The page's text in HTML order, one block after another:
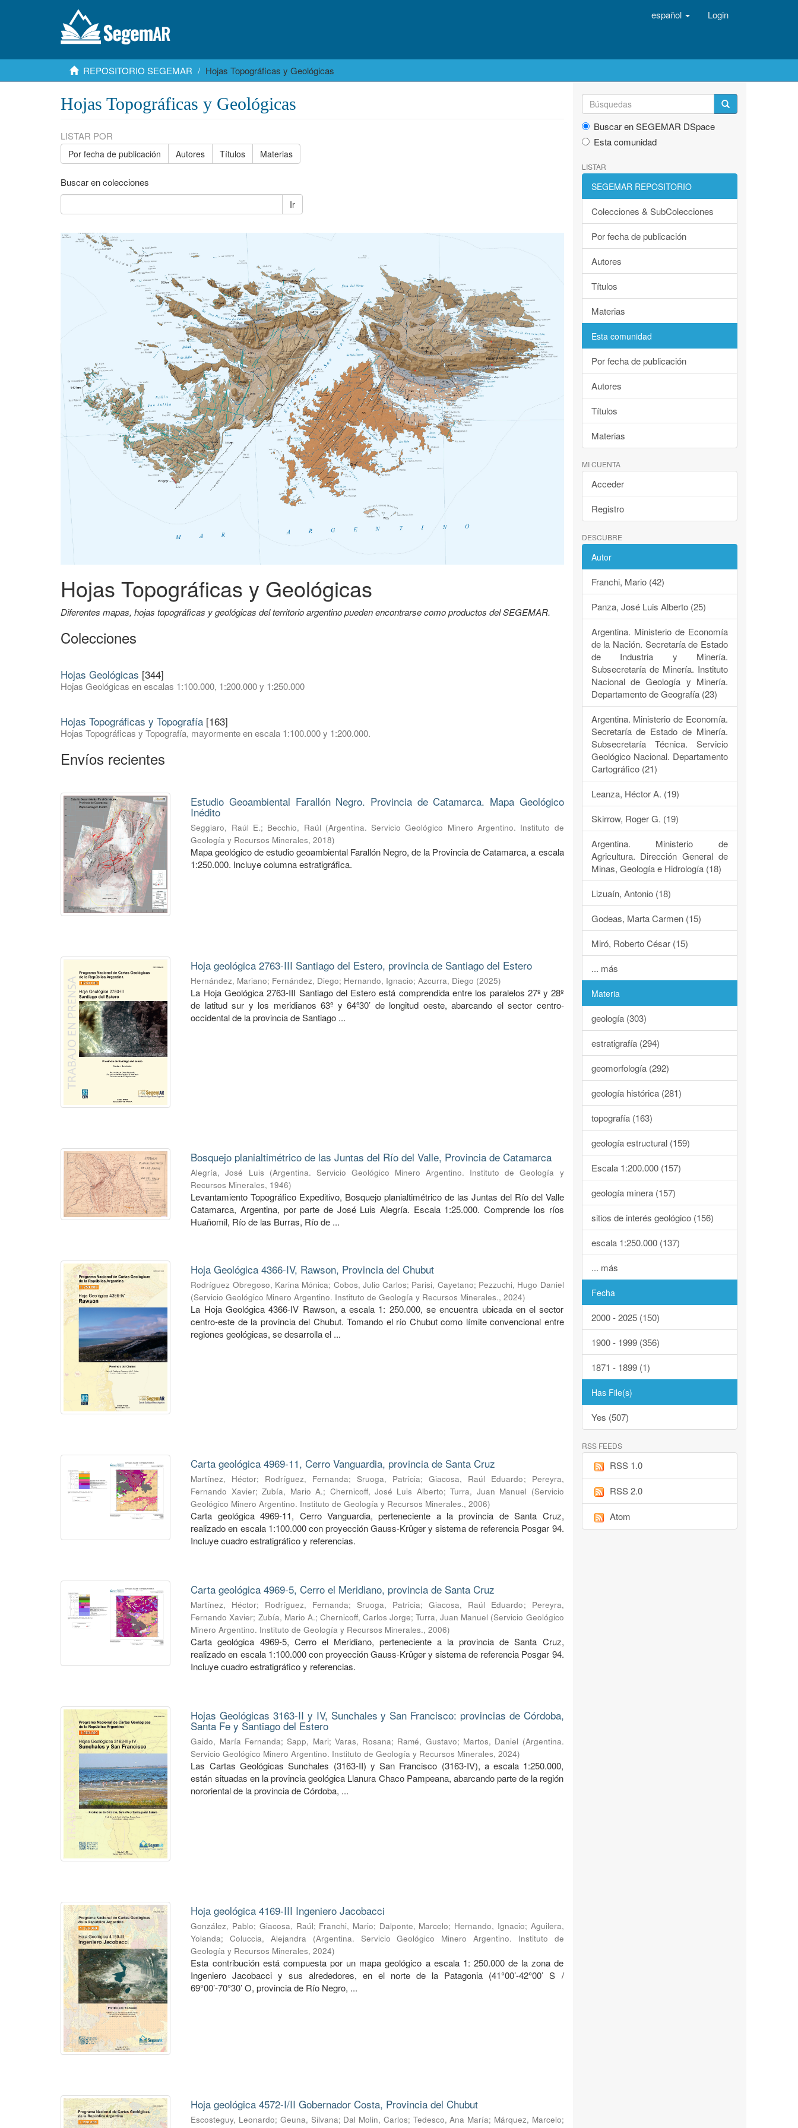
español Login
REPOSITORIO SEGEMAR Hojas Topográficas y Geológicas
Hojas Topográficas y Geológicas
LISTAR POR
Por fecha de publicación Autores Títulos Materias
Buscar en colecciones
Ir
Hojas Topográficas y Geológicas
Diferentes mapas, hojas topográficas y geológicas del territorio argentino pueden encontrarse como productos del SEGEMAR.
Colecciones
Hojas Geológicas [344]
Hojas Geológicas en escalas 1:100.000, 1:200.000 y 1:250.000
Hojas Topográficas y Topografía [163]
Hojas Topográficas y Topografía, mayormente en escala 1:100.000 y 1:200.000.
Envíos recientes
Estudio Geoambiental Farallón Negro. Provincia de Catamarca. Mapa Geológico
Inédito
Seggiaro, Raúl E.; Becchio, Raúl (Argentina. Servicio Geológico Minero Argentino. Instituto de
Geología y Recursos Minerales,2018)
Mapa geológico de estudio geoambiental Farallón Negro, de la Provincia de Catamarca, a escala
1:250.000. Incluye columna estratigráfica.
Hoja geológica 2763-III Santiago del Estero, provincia de Santiago del Estero
Hernández, Mariano; Fernández, Diego; Hernando, Ignacio;Azcurra, Diego (2025)
La Hoja Geológica 2763-III Santiago del Estero está comprendida entre los paralelos 27º y 28º
de latitud sur y los meridianos 63º y 64º30’ de longitud oeste, abarcando el sector centro-
occidental de la provincia de Santiago ...
Bosquejo planialtimétrico de las Juntas del Río del Valle, Provincia de Catamarca
Alegría, José Luis (Argentina. Servicio Geológico Minero Argentino. Instituto de Geología y
Recursos Minerales, 1946)
Levantamiento Topográfico Expeditivo, Bosquejo planialtimétrico de las Juntas del Río del Valle
Catamarca, Argentina, por parte de José Luis Alegría. Escala 1:25.000. Comprende los ríos
Huañomil, Río de las Burras, Río de ...
Hoja Geológica 4366-IV, Rawson, Provincia del Chubut
Rodríguez Obregoso, Karina Mónica; Cobos, Julio Carlos; Parisi, Cayetano; Pezzuchi, Hugo Daniel
(Servicio Geológico Minero Argentino. Instituto de Geología y Recursos Minerales.,2024)
La Hoja Geológica 4366-IV Rawson, a escala 1: 250.000, se encuentra ubicada en el sector
centro-este de la provincia del Chubut. Tomando el río Chubut como límite convencional entre
regiones geológicas, se desarrolla el ...
Carta geológica 4969-11, Cerro Vanguardia, provincia de Santa Cruz
Martínez, Héctor; Rodríguez, Fernanda;Sruoga, Patricia;Giacosa, Raúl Eduardo; Pereyra,
Fernando Xavier;Zubía, Mario A.; Chernicoff, José Luis Alberto;Turra, Juan Manuel (Servicio
Geológico Minero Argentino. Instituto de Geología y Recursos Minerales.,2006)
Carta geológica 4969-11, Cerro Vanguardia, perteneciente a la provincia de Santa Cruz,
realizado en escala 1:100.000 con proyección Gauss-Krüger y sistema de referencia Posgar 94.
Incluye cuadro estratigráfico y referencias.
Carta geológica 4969-5, Cerro el Meridiano, provincia de Santa Cruz
Martínez, Héctor; Rodríguez, Fernanda;Sruoga, Patricia;Giacosa, Raúl Eduardo; Pereyra,
Fernando Xavier; Zubía, Mario A.; Chernicoff, Carlos Jorge;Turra, Juan Manuel (Servicio Geológico
Minero Argentino. Instituto de Geología y Recursos Minerales.,2006)
Carta geológica 4969-5, Cerro el Meridiano, perteneciente a la provincia de Santa Cruz,
realizado en escala 1:100.000 con proyección Gauss-Krüger y sistema de referencia Posgar 94.
Incluye cuadro estratigráfico y referencias.
Hojas Geológicas 3163-II y IV, Sunchales y San Francisco: provincias de Córdoba,
Santa Fe y Santiago del Estero
Gaido, María Fernanda;Sapp, Mari; Varas, Rosana; Ramé, Gustavo; Martos, Daniel (Argentina.
Servicio Geológico Minero Argentino. Instituto de Geología y Recursos Minerales,2024)
Las Cartas Geológicas Sunchales (3163-II) y San Francisco (3163-IV), a escala 1:250.000,
están situadas en la provincia geológica Llanura Chaco Pampeana, abarcando parte de la región
nororiental de la provincia de Córdoba, ...
Hoja geológica 4169-III Ingeniero Jacobacci
González, Pablo; Giacosa, Raúl; Franchi, Mario; Dalponte, Marcelo; Hernando, Ignacio; Aguilera,
Yolanda;Coluccia, Alejandra (Argentina. Servicio Geológico Minero Argentino. Instituto de
Geología y Recursos Minerales,2024)
Esta contribución está compuesta por un mapa geológico a escala 1: 250.000 de la zona de
Ingeniero Jacobacci y sus alrededores, en el norte de la Patagonia (41°00’-42°00’ S /
69°00’-70°30’ O, provincia de Río Negro, ...
Hoja geológica 4572-I/II Gobernador Costa, Provincia del Chubut
Escosteguy, Leonardo; Geuna, Silvana; Dal Molin, Carlos; Tedesco, Ana María; Márquez, Marcelo;
Buscar en SEGEMAR DSpace
Esta comunidad
LISTAR
SEGEMAR REPOSITORIO
Colecciones & SubColecciones
Por fecha de publicación
Autores
Títulos
Materias
Esta comunidad
Por fecha de publicación
Autores
Títulos
Materias
MI CUENTA
Acceder
Registro
DESCUBRE
Autor
Franchi, Mario (42)
Panza, José Luis Alberto (25)
Argentina. Ministerio de Economía
de la Nación. Secretaría de Estado
de Industria y Minería.
Subsecretaría de Minería. Instituto
Nacional de Geología y Minería.
Departamento de Geografía (23)
Argentina. Ministerio de Economía.
Secretaría de Estado de Minería.
Subsecretaría Técnica. Servicio
Geológico Nacional. Departamento
Cartográfico (21)
Leanza, Héctor A. (19)
Skirrow, Roger G. (19)
Argentina. Ministerio de
Agricultura. Dirección General de
Minas, Geología e Hidrología (18)
Lizuaín, Antonio (18)
Godeas, Marta Carmen (15)
Miró, Roberto César (15)
... más
Materia
geología (303)
estratigrafía (294)
geomorfología (292)
geología histórica (281)
topografía (163)
geología estructural (159)
Escala 1:200.000 (157)
geología minera (157)
sitios de interés geológico (156)
escala 1:250.000 (137)
... más
Fecha
2000 - 2025 (150)
1900 - 1999 (356)
1871 - 1899 (1)
Has File(s)
Yes (507)
RSS FEEDS
RSS 1.0
RSS 2.0
Atom